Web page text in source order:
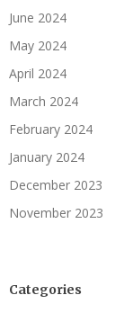
June 2024
May 2024
April 2024
March 2024
February 2024
January 2024
December 2023
November 2023
Categories